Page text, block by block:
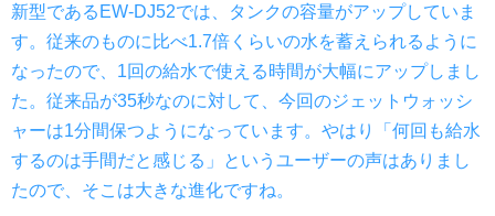
新型であるEW-DJ52では、タンクの容量がアップしていま
す。従来のものに比べ1.7倍くらいの水を蓄えられるように
なったので、1回の給水で使える時間が大幅にアップしまし
た。従来品が35秒なのに対して、今回のジェットウォッシ
ャーは1分間保つようになっています。やはり「何回も給水
するのは手間だと感じる」というユーザーの声はありまし
たので、そこは大きな進化ですね。